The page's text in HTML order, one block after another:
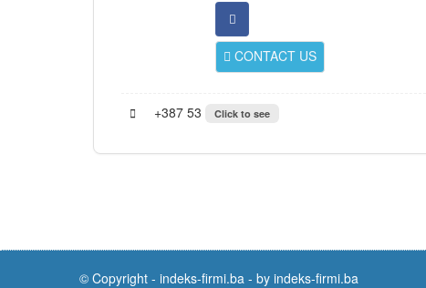
CONTACT US
+387 53 Click to see
© Copyright - indeks-firmi.ba - by indeks-firmi.ba